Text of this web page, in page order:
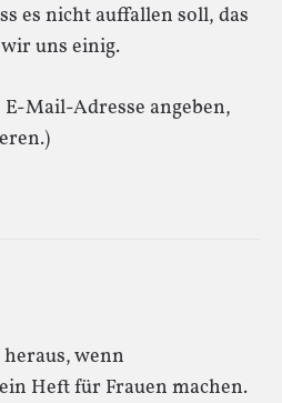
es nicht auffallen soll, das
uns einig.
Mail-Adresse angeben,
wenn
Heft für Frauen machen.